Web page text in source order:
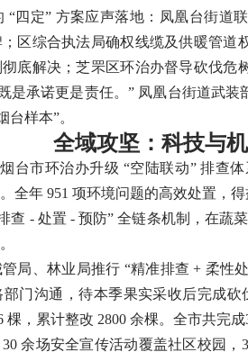
“四定” 方案应声落地：凤凰台街道
区综合执法局确权线缆及供暖管
底解决；芝罘区环治办督导砍伐
是承诺更是责任。” 凤凰台街道武
台样本”。
全域攻坚：科技与
市环治办升级 “空陆联动” 排查体
全年 951 项环境问题的高效处置，
查 - 处置 - 预防” 全链条机制，在蔬
管局、林业局推行 “精准排查 + 柔性
门沟通，待本季果实采收后完成
棵，累计整改 2800 余棵。全市共完
余场安全宣传活动覆盖社区校园